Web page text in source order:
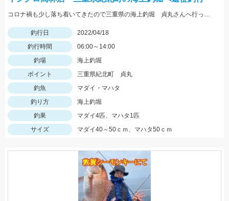
コロナ禍も少し落ち着いてきたので三重県の海上釣堀 貞丸さんへ行ってきました！！
釣行日
2022/04/18
釣行時間
06:00～14:00
釣場
海上釣堀
ポイント
三重県紀北町 貞丸
釣魚
マダイ・マハタ
釣り方
海上釣堀
釣果
マダイ4匹、マハタ1匹
サイズ
マダイ40～50ｃｍ、マハタ50ｃｍ